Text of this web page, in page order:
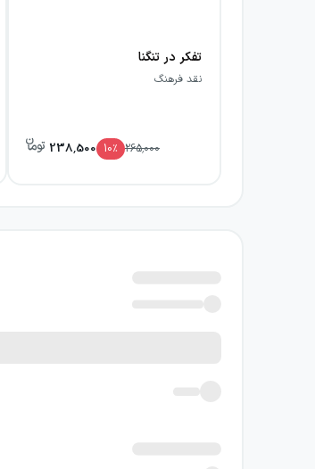
تفکر در تنگنا
نقد فرهنگ
265,000
10٪ 238,500